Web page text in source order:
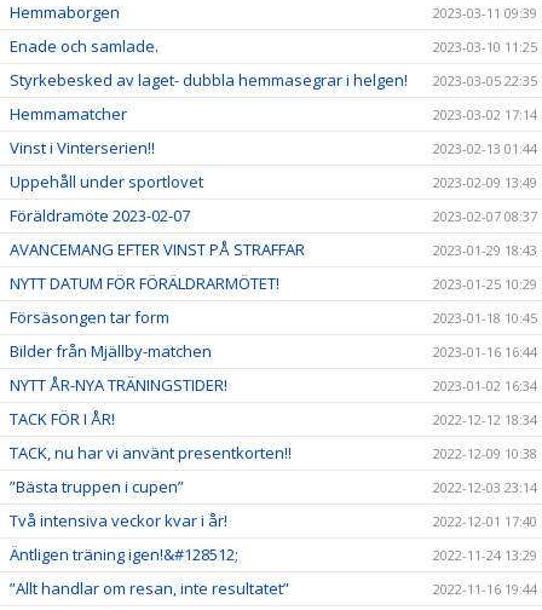
Hemmaborgen 2023-03-11 09:39
Enade och samlade. 2023-03-10 11:25
Styrkebesked av laget- dubbla hemmasegrar i helgen! 2023-03-05 22:35
Hemmamatcher 2023-03-02 17:14
Vinst i Vinterserien!! 2023-02-13 01:44
Uppehåll under sportlovet 2023-02-09 13:49
Föräldramöte 2023-02-07 2023-02-07 08:37
AVANCEMANG EFTER VINST PÅ STRAFFAR 2023-01-29 18:43
NYTT DATUM FÖR FÖRÄLDRARMÖTET! 2023-01-25 10:29
Försäsongen tar form 2023-01-18 10:45
Bilder från Mjällby-matchen 2023-01-16 16:44
NYTT ÅR-NYA TRÄNINGSTIDER! 2023-01-02 16:34
TACK FÖR I ÅR! 2022-12-12 18:34
TACK, nu har vi använt presentkorten!! 2022-12-09 10:38
”Bästa truppen i cupen” 2022-12-03 23:14
Två intensiva veckor kvar i år! 2022-12-01 17:40
Äntligen träning igen!&#128512; 2022-11-24 13:29
”Allt handlar om resan, inte resultatet” 2022-11-16 19:44